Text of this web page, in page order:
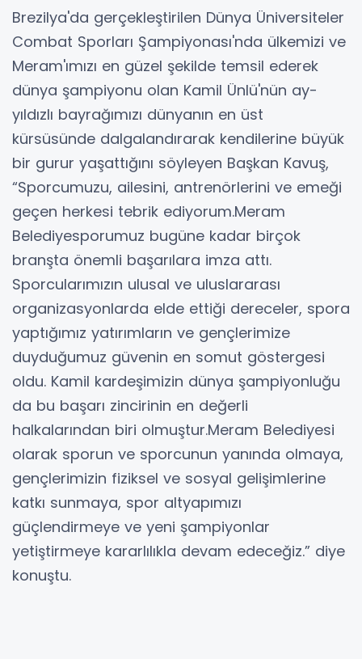
Brezilya'da gerçekleştirilen Dünya Üniversiteler
Combat Sporları Şampiyonası'nda ülkemizi ve
Meram'ımızı en güzel şekilde temsil ederek
dünya şampiyonu olan Kamil Ünlü'nün ay-
yıldızlı bayrağımızı dünyanın en üst
kürsüsünde dalgalandırarak kendilerine büyük
bir gurur yaşattığını söyleyen Başkan Kavuş,
“Sporcumuzu, ailesini, antrenörlerini ve emeği
geçen herkesi tebrik ediyorum.Meram
Belediyesporumuz bugüne kadar birçok
branşta önemli başarılara imza attı.
Sporcularımızın ulusal ve uluslararası
organizasyonlarda elde ettiği dereceler, spora
yaptığımız yatırımların ve gençlerimize
duyduğumuz güvenin en somut göstergesi
oldu. Kamil kardeşimizin dünya şampiyonluğu
da bu başarı zincirinin en değerli
halkalarından biri olmuştur.Meram Belediyesi
olarak sporun ve sporcunun yanında olmaya,
gençlerimizin fiziksel ve sosyal gelişimlerine
katkı sunmaya, spor altyapımızı
güçlendirmeye ve yeni şampiyonlar
yetiştirmeye kararlılıkla devam edeceğiz.” diye
konuştu.